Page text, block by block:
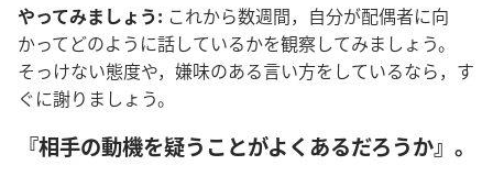
やってみましょう: これから数週間，自分が配偶者に向
かってどのように話しているかを観察してみましょう。
そっけない態度や，嫌味のある言い方をしているなら，す
ぐに謝りましょう。
『相手の動機を疑うことがよくあるだろうか』。